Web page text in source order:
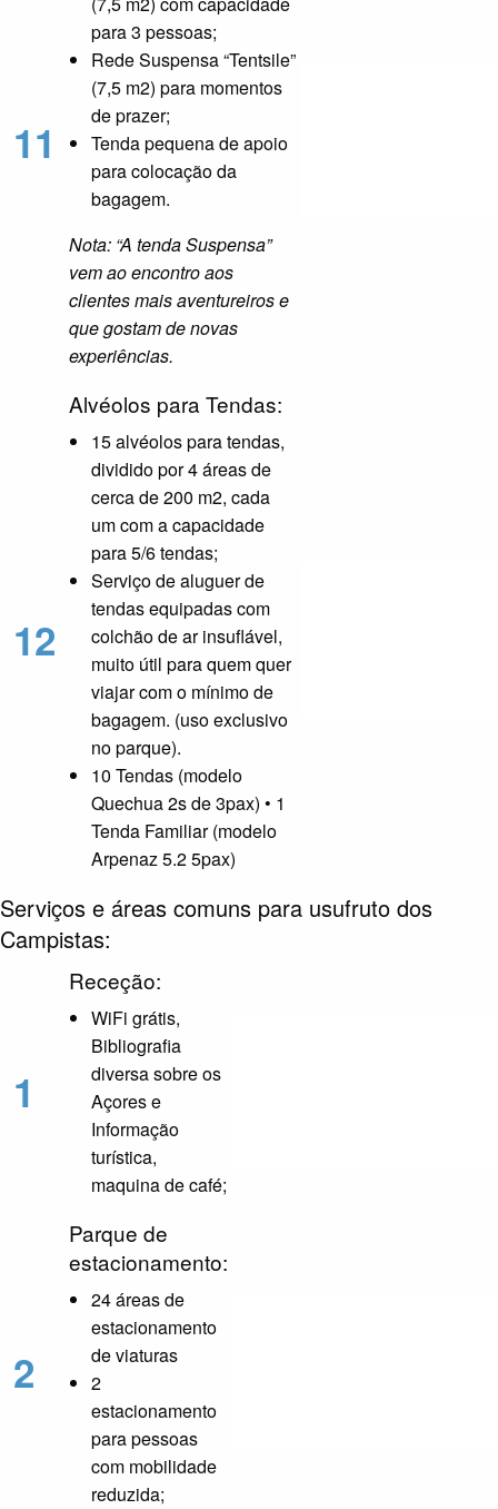
11
para 3 pessoas;
Rede Suspensa “Tentsile”
(7,5 m2) para momentos
de prazer;
Tenda pequena de apoio
para colocação da
bagagem.
Nota: “A tenda Suspensa”
vem ao encontro aos
clientes mais aventureiros e
que gostam de novas
experiências.
12
Alvéolos para Tendas:
15 alvéolos para tendas,
dividido por 4 áreas de
cerca de 200 m2, cada
um com a capacidade
para 5/6 tendas;
Serviço de aluguer de
tendas equipadas com
colchão de ar insuflável,
muito útil para quem quer
viajar com o mínimo de
bagagem. (uso exclusivo
no parque).
10 Tendas (modelo
Quechua 2s de 3pax) • 1
Tenda Familiar (modelo
Arpenaz 5.2 5pax)
Serviços e áreas comuns para usufruto dos
Campistas:
1
Receção:
WiFi grátis,
Bibliografia
diversa sobre os
Açores e
Informação
turística,
maquina de café;
2
Parque de
estacionamento:
24 áreas de
estacionamento
de viaturas
2
estacionamento
para pessoas
com mobilidade
reduzida;